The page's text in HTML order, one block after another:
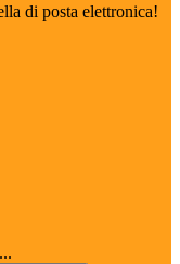
di posta elettronica!